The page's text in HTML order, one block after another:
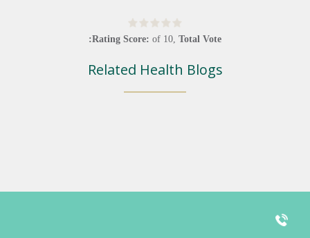
Rating Score: of 10, Total Vote:
Related Health Blogs